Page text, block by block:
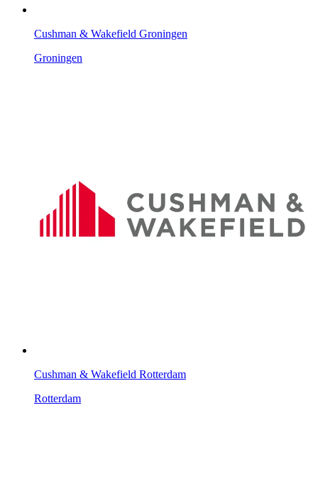
Cushman & Wakefield Groningen
Groningen
Cushman & Wakefield Rotterdam
Rotterdam